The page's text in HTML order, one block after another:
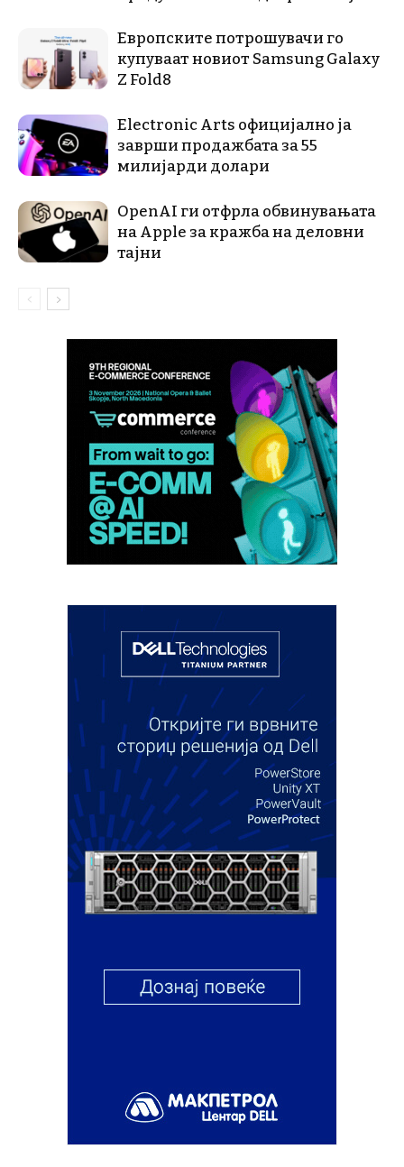
Европските потрошувачи го
купуваат новиот Samsung Galaxy
Z Fold8
Electronic Arts официјално ја
заврши продажбата за 55
милијарди долари
OpenAI ги отфрла обвинувањата
на Apple за кражба на деловни
тајни